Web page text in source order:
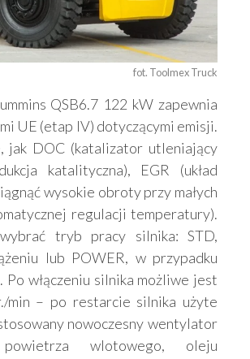
fot. Toolmex Truck
QSB6.7 122 kW zapewnia
UE (etap IV) dotyczącymi emisji.
jak DOC (katalizator utleniający
katalityczna), EGR (układ
wysokie obroty przy małych
regulacji temperatury).
tryb pracy silnika: STD,
lub POWER, w przypadku
włączeniu silnika możliwe jest
min – po restarcie silnika użyte
nowoczesny wentylator
wlotowego, oleju